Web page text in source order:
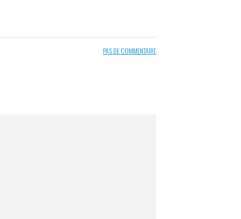
PAS DE COMMENTAIRE